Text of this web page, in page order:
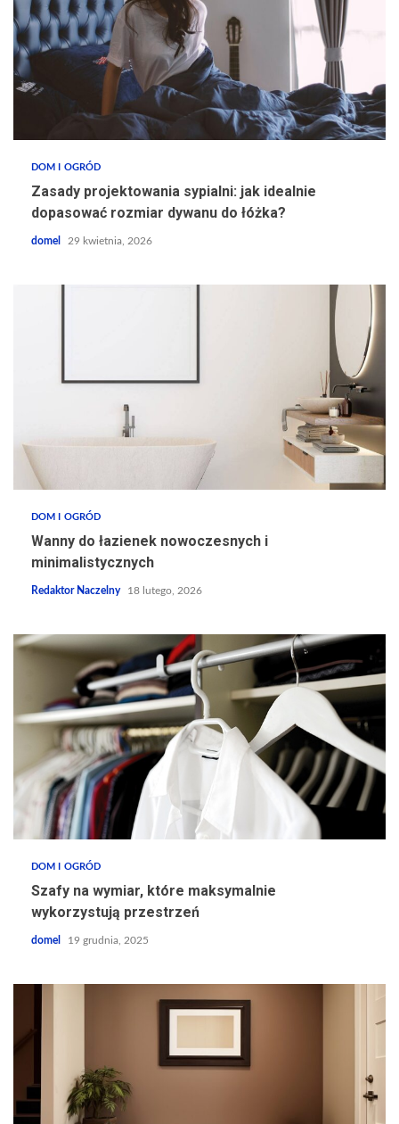
DOM I OGRÓD
Zasady projektowania sypialni: jak idealnie
dopasować rozmiar dywanu do łóżka?
domel 29 kwietnia, 2026
DOM I OGRÓD
Wanny do łazienek nowoczesnych i
minimalistycznych
Redaktor Naczelny 18 lutego, 2026
DOM I OGRÓD
Szafy na wymiar, które maksymalnie
wykorzystują przestrzeń
domel 19 grudnia, 2025